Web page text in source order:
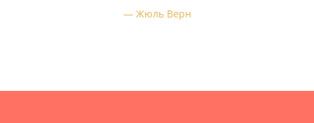
Жюль Верн